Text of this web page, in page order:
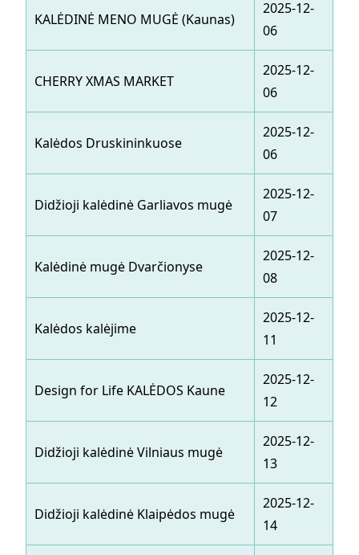
KALĖDINĖ MENO MUGĖ (Kaunas)
2025-12-
06
CHERRY XMAS MARKET
2025-12-
06
Kalėdos Druskininkuose
2025-12-
06
Didžioji kalėdinė Garliavos mugė
2025-12-
07
Kalėdinė mugė Dvarčionyse
2025-12-
08
Kalėdos kalėjime
2025-12-
11
Design for Life KALĖDOS Kaune
2025-12-
12
Didžioji kalėdinė Vilniaus mugė
2025-12-
13
Didžioji kalėdinė Klaipėdos mugė
2025-12-
14